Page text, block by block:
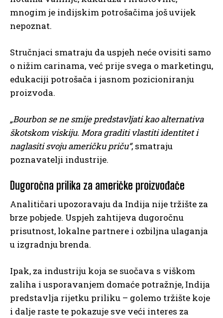
mnogim je indijskim potrošačima još uvijek
nepoznat.
Stručnjaci smatraju da uspjeh neće ovisiti samo
o nižim carinama, već prije svega o marketingu,
edukaciji potrošača i jasnom pozicioniranju
proizvoda.
„Bourbon se ne smije predstavljati kao alternativa
škotskom viskiju. Mora graditi vlastiti identitet i
naglasiti svoju američku priču“, smatraju
poznavatelji industrije.
Dugoročna prilika za američke proizvođače
Analitičari upozoravaju da Indija nije tržište za
brze pobjede. Uspjeh zahtijeva dugoročnu
prisutnost, lokalne partnere i ozbiljna ulaganja
u izgradnju brenda.
Ipak, za industriju koja se suočava s viškom
zaliha i usporavanjem domaće potražnje, Indija
predstavlja rijetku priliku – golemo tržište koje
i dalje raste te pokazuje sve veći interes za